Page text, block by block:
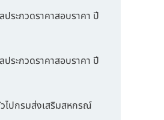
ประกวดราคาสอบราคา ปี
ประกวดราคาสอบราคา ปี
ไปกรมส่งเสริมสหกรณ์